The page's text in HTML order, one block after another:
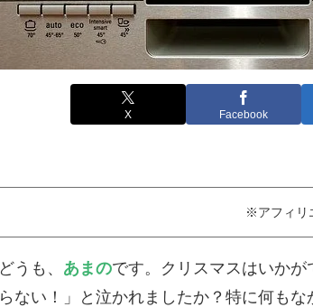
X Facebook
※アフィリ
どうも、 あまのです。クリスマスはいか
らない！」と泣かれましたか？特に何もな